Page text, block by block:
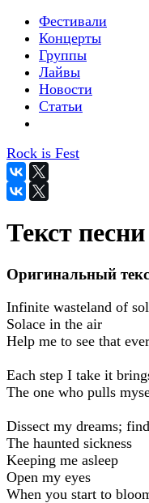
Фестивали
Концерты
Группы
Лайвы
Новости
Статьи
Rock is Fest
Текст
Оригинальный
Infinite wasteland of
Solace in the air
Help me to see that
Each step I take it
The one who pulls
Dissect my dreams;
The haunted sickness
Keeping me asleep
Open my eyes
When you start to